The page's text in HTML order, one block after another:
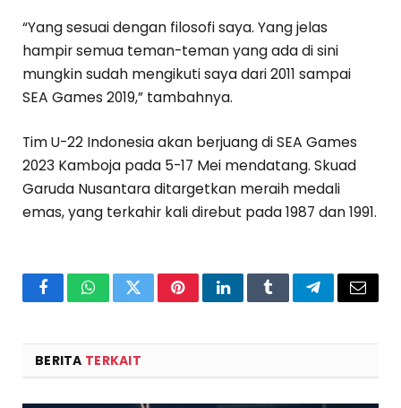
“Yang sesuai dengan filosofi saya. Yang jelas
hampir semua teman-teman yang ada di sini
mungkin sudah mengikuti saya dari 2011 sampai
SEA Games 2019,” tambahnya.
Tim U-22 Indonesia akan berjuang di SEA Games
2023 Kamboja pada 5-17 Mei mendatang. Skuad
Garuda Nusantara ditargetkan meraih medali
emas, yang terkahir kali direbut pada 1987 dan 1991.
FacebookWhatsAppTwitterPinterestLinkedInTumblrTelegramEmail
BERITA TERKAIT